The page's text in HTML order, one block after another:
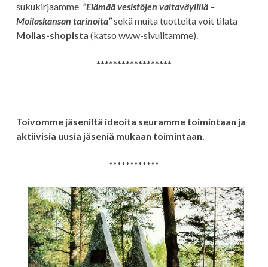
sukukirjaamme ”Elämää vesistöjen valtaväylillä –
Moilaskansan tarinoita”sekä muita tuotteita voit tilata
Moilas-shopista (katso www-sivuiltamme).
******************
Toivomme jäseniltä ideoita seuramme toimintaan ja
aktiivisia uusia jäseniä mukaan toimintaan.
************